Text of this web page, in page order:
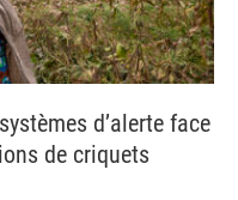
d’alerte face
de criquets